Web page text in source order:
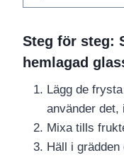
Steg för steg:
hemlagad
Lägg de
använder det,
Mixa tills
Häll i